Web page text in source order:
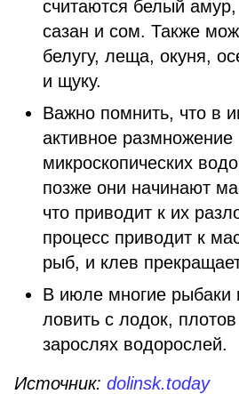
считаются белый амур,
сазан и сом. Также
белугу, леща, окуня,
и щуку.
Важно помнить, что в
активное размножение
микроскопических
позже они начинают
что приводит к их
процесс приводит к
рыб, и клев
В июле многие рыбаки
ловить с лодок,
зарослях водорослей.
Источник: dolinsk.today